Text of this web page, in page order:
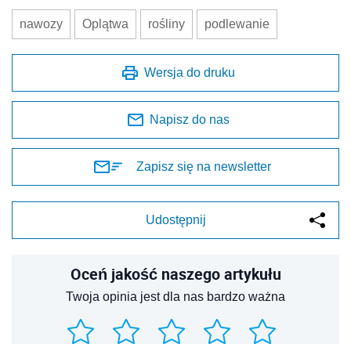
nawozy Oplątwa rośliny podlewanie
Wersja do druku
Napisz do nas
Zapisz się na newsletter
Udostępnij
Oceń jakość naszego artykułu
Twoja opinia jest dla nas bardzo ważna